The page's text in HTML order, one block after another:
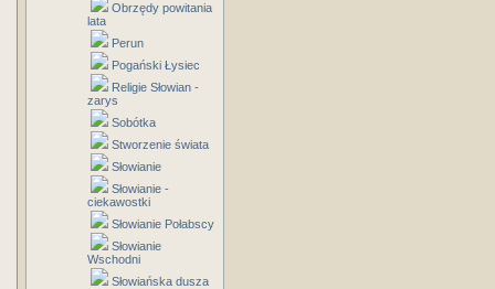
Obrzędy powitania
lata
Perun
Pogański Łysiec
Religie Słowian -
zarys
Sobótka
Stworzenie świata
Słowianie
Słowianie -
ciekawostki
Słowianie Połabscy
Słowianie
Wschodni
Słowiańska dusza